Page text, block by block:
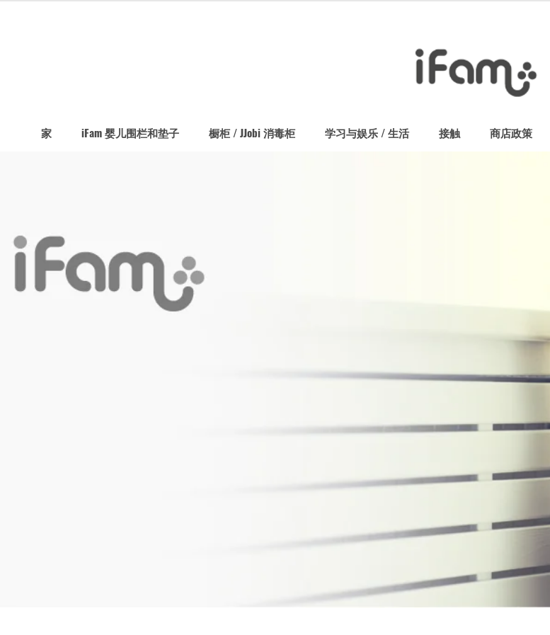
家 iFam 婴儿围栏和垫子 橱柜 / JJobi 消毒柜 学习与娱乐 / 生活 接触 商店政策